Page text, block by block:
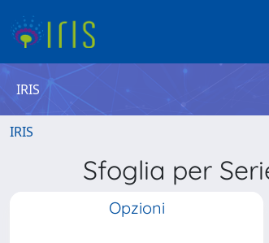
IRIS
IRIS
Sfoglia per
Opzioni